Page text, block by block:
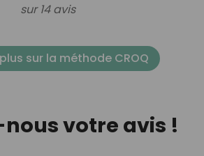
sur 14 avis
sur la méthode CROQ
votre avis !